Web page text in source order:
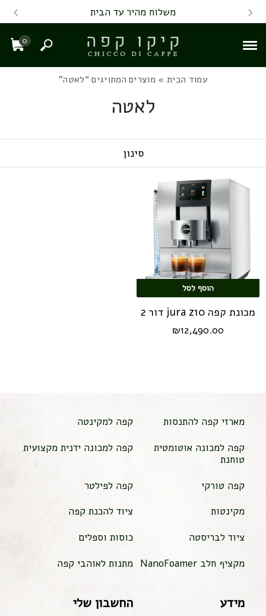
Skip to Content
Contact Us משלוח מהיר עד הבית
0
חיפוש
עמוד הבית» מוצרים המתויגים “לאטה”
לאטה
סינון
הוסף לסל
מכונת קפה jura z10 דור 2
₪12,490.00
מארזי קפה להתנסות
קפה למקינטה
קפה למכונה אוטומטית
טוחנת
קפה למכונה ידנית מקצועית
קפה טורקי
קפה לפילטר
מקינטות
ציוד להכנת קפה
ציוד לבריסטה
כוסות וספלים
מקציף חלב NanoFoamer
מתנות לאוהבי קפה
מידע החשבון שלי
Back top top